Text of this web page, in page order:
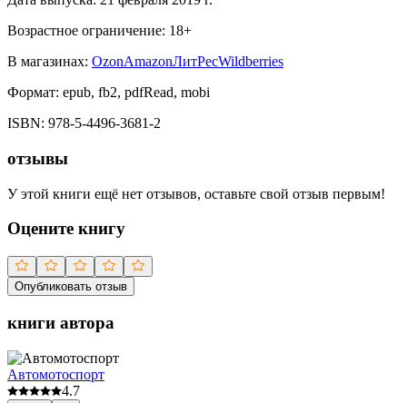
Возрастное ограничение: 18+
В магазинах: OzonAmazonЛитРесWildberries
Формат: epub, fb2, pdfRead, mobi
ISBN: 978-5-4496-3681-2
отзывы
У этой книги ещё нет отзывов, оставьте свой отзыв первым!
Оцените книгу
Опубликовать отзыв
книги автора
Автомотоспорт
4.7